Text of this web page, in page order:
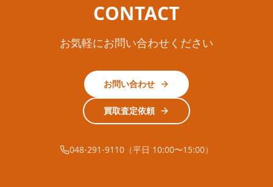
CONTACT
お気軽にお問い合わせください
お問い合わせ
買取査定依頼
048-291-9110（平日 10:00〜15:00）